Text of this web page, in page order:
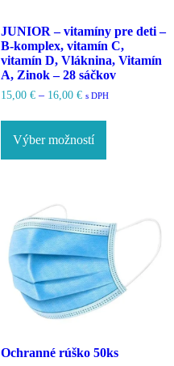
JUNIOR – vitamíny pre deti –
B-komplex, vitamín C,
vitamín D, Vláknina, Vitamín
A, Zinok – 28 sáčkov
15,00 € – 16,00 €Price
15,00 €
through
16,00 €
s DPH
Výber možností
viacero
vybrať
na
stránke
produktu.
Ochranné rúško 50ks